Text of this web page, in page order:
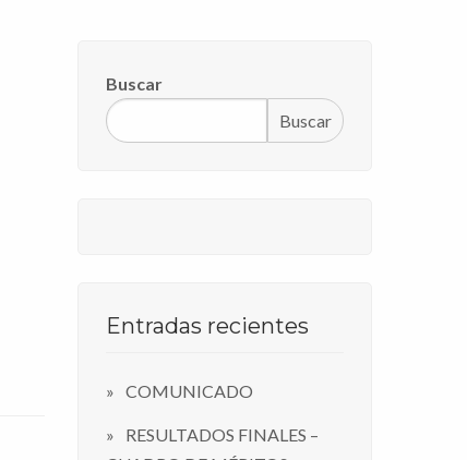
Buscar
Buscar
Entradas recientes
COMUNICADO
RESULTADOS FINALES –